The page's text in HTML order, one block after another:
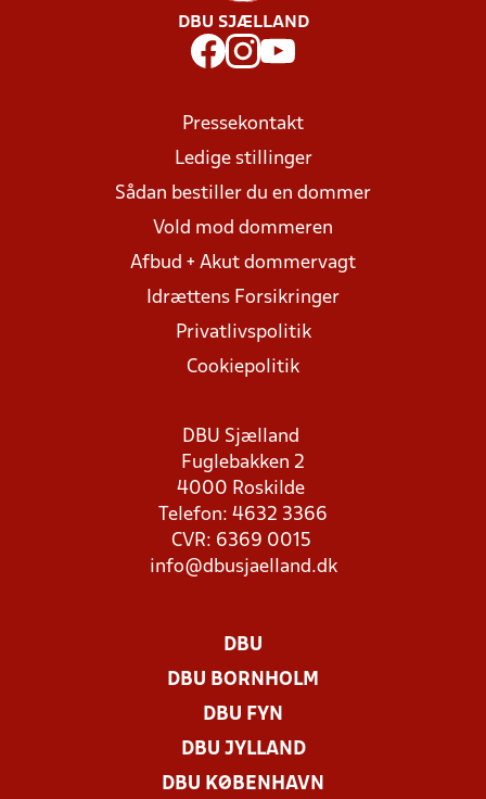
DBU SJÆLLAND
Pressekontakt
Ledige stillinger
Sådan bestiller du en dommer
Vold mod dommeren
Afbud + Akut dommervagt
Idrættens Forsikringer
Privatlivspolitik
Cookiepolitik
DBU Sjælland
Fuglebakken 2
4000 Roskilde
Telefon: 4632 3366
CVR: 6369 0015
info@dbusjaelland.dk
DBU
DBU BORNHOLM
DBU FYN
DBU JYLLAND
DBU KØBENHAVN